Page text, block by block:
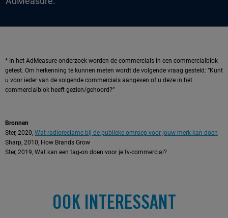
* In het AdMeasure onderzoek worden de commercials in een commercialblok
getest. Om herkenning te kunnen meten wordt de volgende vraag gesteld: “Kunt
u voor ieder van de volgende commercials aangeven of u deze in het
commercialblok heeft gezien/gehoord?”
Bronnen
Ster, 2020, Wat radioreclame bij de publieke omroep voor jouw merk kan doen
Sharp, 2010, How Brands Grow
Ster, 2019, Wat kan een tag-on doen voor je tv-commercial?
OOK INTERESSANT